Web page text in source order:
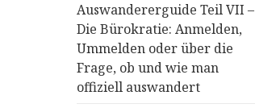
Auswandererguide Teil VII –
Die Bürokratie: Anmelden,
Ummelden oder über die
Frage, ob und wie man
offiziell auswandert